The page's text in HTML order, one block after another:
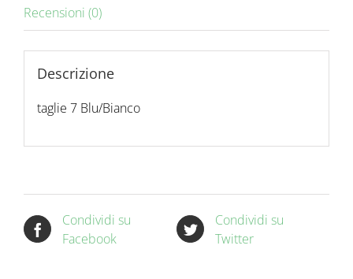
Recensioni (0)
Descrizione
taglie 7 Blu/Bianco
Condividi su
Facebook
Condividi su
Twitter